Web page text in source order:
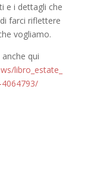
e i dettagli che
farci riflettere
vogliamo.
qui
libro_estate_
4064793/